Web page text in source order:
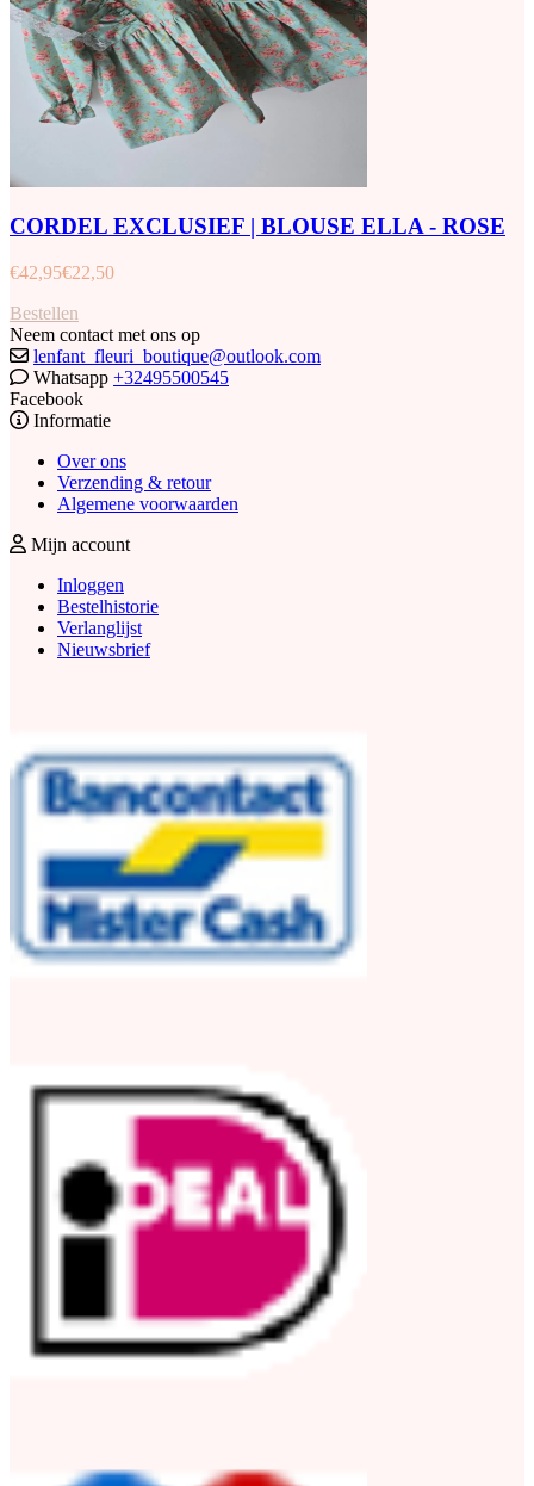
CORDEL EXCLUSIEF | BLOUSE ELLA - ROSE
€42,95€22,50
Bestellen
Neem contact met ons op
lenfant_fleuri_boutique@outlook.com
Whatsapp +32495500545
Facebook
Informatie
Over ons
Verzending & retour
Algemene voorwaarden
Mijn account
Inloggen
Bestelhistorie
Verlanglijst
Nieuwsbrief